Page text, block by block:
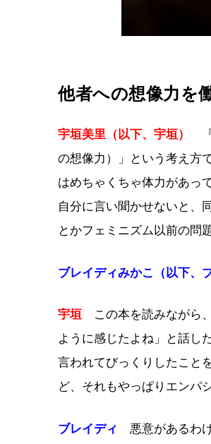
他者への想像力を
宇垣美里（以下、宇垣）
の想像力）」という考え方
はめちゃくちゃ体力があっ
自分に言い聞かせないと、
とかフェミニズム以前の問
ブレイディみかこ（以下、
宇垣 この本を読みながら
ように感じたよね」と話し
言われてびっくりしたこと
ど、それもやっぱりエンパ
ブレイディ 悪意があるわ